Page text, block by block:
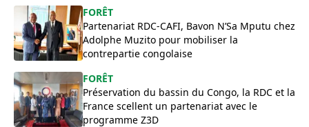
FORÊT
Partenariat RDC-CAFI, Bavon N’Sa Mputu chez
Adolphe Muzito pour mobiliser la
contrepartie congolaise
FORÊT
Préservation du bassin du Congo, la RDC et la
France scellent un partenariat avec le
programme Z3D